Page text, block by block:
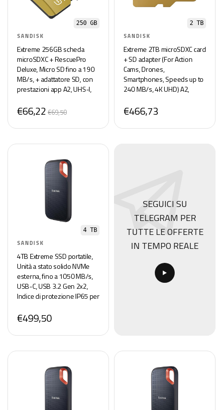
250 GB
SANDISK
Extreme 256GB scheda
microSDXC + RescuePro
Deluxe, Micro SD fino a 190
MB/s, + adattatore SD, con
prestazioni app A2, UHS-I,
€66,22 €69,50
2 TB
SANDISK
Extreme 2TB microSDXC card
+ SD adapter (For Action
Cams, Drones,
Smartphones, Speeds up to
240 MB/s, 4K UHD) A2,
U3, V30
€466,73
4 TB
SANDISK
4TB Extreme SSD portatile,
Unità a stato solido NVMe
esterna, fino a 1050 MB/s,
USB-C, USB 3.2 Gen 2x2,
Indice di protezione IP65 per
polvere, Nero
€499,50
SEGUICI SU
TELEGRAM PER
TUTTE LE OFFERTE
IN TEMPO REALE